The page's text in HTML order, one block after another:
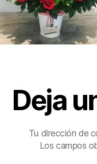
Deja
Tu dirección de
Los campos